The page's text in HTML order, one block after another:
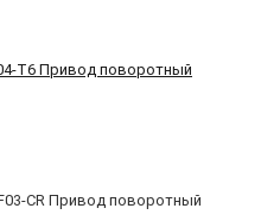
T6 Привод поворотный